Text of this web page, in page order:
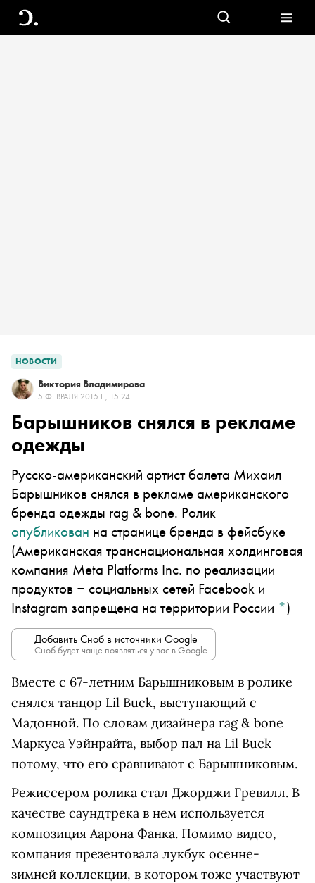
НОВОСТИ
Виктория Владимирова
5 ФЕВРАЛЯ 2015 Г., 15:24
Барышников снялся в рекламе
одежды
Русско-американский артист балета Михаил
Барышников снялся в рекламе американского
бренда одежды rag & bone. Ролик
опубликован на странице бренда вфейсбуке
(Американская транснациональная холдинговая
компания Meta Platforms Inc. по реализации
продуктов ‒ социальных сетей Facebook и
Instagram запрещена на территории России *)
Добавить Сноб в источники Google
Сноб будет чаще появляться у вас в Google.
Вместе с 67-летним Барышниковым в ролике
снялся танцор Lil Buck, выступающий с
Мадонной. По словам дизайнера rag & bone
Маркуса Уэйнрайта, выбор пал на Lil Buck
потому, что его сравнивают с Барышниковым.
Режиссером ролика стал Джорджи Гревилл. В
качестве саундтрека в нем используется
композиция Аарона Фанка. Помимо видео,
компания презентовала лукбук осенне-
зимней коллекции, в котором тоже участвуют